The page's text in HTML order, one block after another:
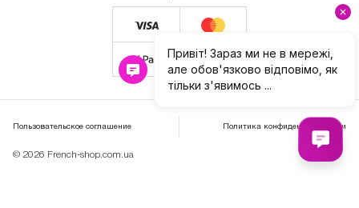
© 2026 French-shop.com.ua
Пользовательское соглашение Политика конфиденциальности